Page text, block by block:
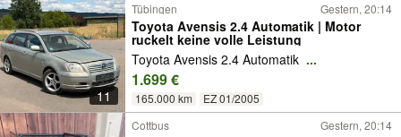
11
Tübingen Gestern, 20:14
Toyota Avensis 2.4 Automatik | Motor
ruckelt keine volle Leistung
Toyota Avensis 2.4 Automatik ...
1.699 €
165.000 km EZ 01/2005
Cottbus Gestern, 20:14